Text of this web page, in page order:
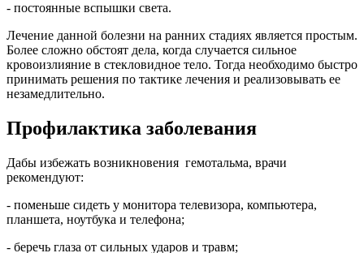
- постоянные вспышки света.
Лечение данной болезни на ранних стадиях является простым.
Более сложно обстоят дела, когда случается сильное
кровоизлияние в стекловидное тело. Тогда необходимо быстро
принимать решения по тактике лечения и реализовывать ее
незамедлительно.
Профилактика заболевания
Дабы избежать возникновения гемотальма, врачи
рекомендуют:
- поменьше сидеть у монитора телевизора, компьютера,
планшета, ноутбука и телефона;
- беречь глаза от сильных ударов и травм;